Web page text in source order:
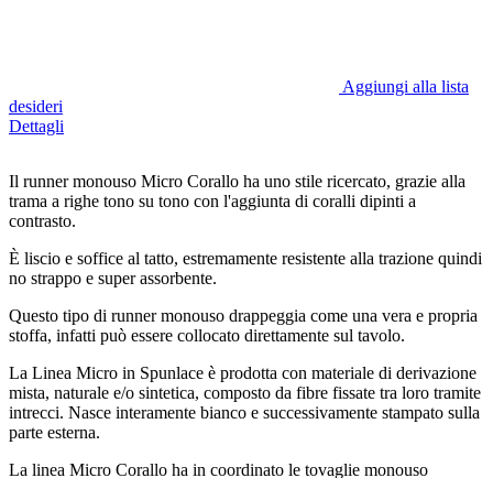
Aggiungi alla lista
desideri
Dettagli
Il runner monouso Micro Corallo ha uno stile ricercato, grazie alla
trama a righe tono su tono con l'aggiunta di coralli dipinti a
contrasto.
È liscio e soffice al tatto, estremamente resistente alla trazione quindi
no strappo e super assorbente.
Questo tipo di runner monouso drappeggia come una vera e propria
stoffa, infatti può essere collocato direttamente sul tavolo.
La Linea Micro in Spunlace è prodotta con materiale di derivazione
mista, naturale e/o sintetica, composto da fibre fissate tra loro tramite
intrecci. Nasce interamente bianco e successivamente stampato sulla
parte esterna.
La linea Micro Corallo ha in coordinato le tovaglie monouso